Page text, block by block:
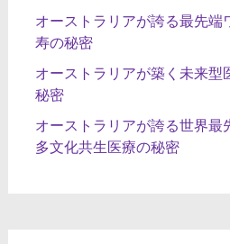
オーストラリアが誇る最先端
寿の秘密
オーストラリアが築く未来型
秘密
オーストラリアが誇る世界最
多文化共生医療の秘密